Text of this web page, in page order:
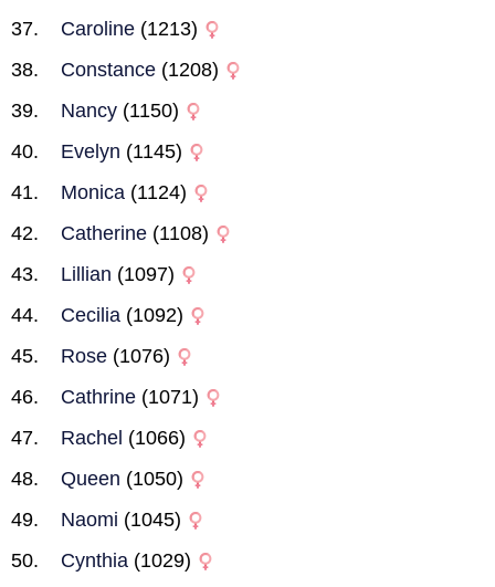
Caroline (1213)
Constance (1208)
Nancy (1150)
Evelyn (1145)
Monica (1124)
Catherine (1108)
Lillian (1097)
Cecilia (1092)
Rose (1076)
Cathrine (1071)
Rachel (1066)
Queen (1050)
Naomi (1045)
Cynthia (1029)